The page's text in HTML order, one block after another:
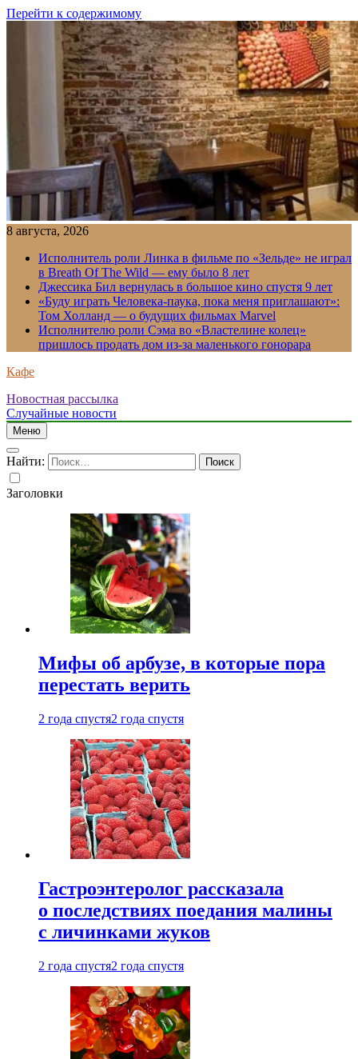
Перейти к содержимому
8 августа, 2026
Исполнитель роли Линка в фильме по «Зельде» не играл
в Breath Of The Wild — ему было 8 лет
Джессика Бил вернулась в большое кино спустя 9 лет
«Буду играть Человека-паука, пока меня приглашают»:
Том Холланд — о будущих фильмах Marvel
Исполнителю роли Сэма во «Властелине колец»
пришлось продать дом из-за маленького гонорара
Кафе
Новостная рассылка
Случайные новости
Меню
Найти:
Заголовки
Мифы об арбузе, в которые пора
перестать верить
2 года спустя2 года спустя
Гастроэнтеролог рассказала
о последствиях поедания малины
с личинками жуков
2 года спустя2 года спустя